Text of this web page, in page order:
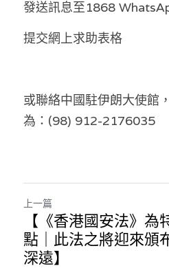
莊豪鋒專欄
發送訊息至1868
提交網上求助表格
或聯絡中國駐伊朗大使館
為：(98) 912-2176035
上一篇
【《香港國安法》
點｜此法之將迎來頒
深遠】